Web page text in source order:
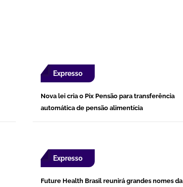
Expresso
Nova lei cria o Pix Pensão para transferência
automática de pensão alimentícia
Expresso
Future Health Brasil reunirá grandes nomes da